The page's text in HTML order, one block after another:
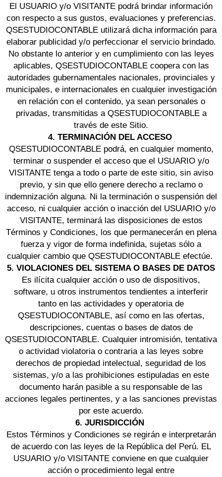
El USUARIO y/o VISITANTE podrá brindar información
con respecto a sus gustos, evaluaciones y preferencias.
QSESTUDIOCONTABLE utilizará dicha información para
elaborar publicidad y/o perfeccionar el servicio brindado.
No obstante lo anterior y en cumplimiento con las leyes
aplicables, QSESTUDIOCONTABLE coopera con las
autoridades gubernamentales nacionales, provinciales y
municipales, e internacionales en cualquier investigación
en relación con el contenido, ya sean personales o
privadas, transmitidas a QSESTUDIOCONTABLE a
través de este Sitio.
4. TERMINACIÓN DEL ACCESO
QSESTUDIOCONTABLE podrá, en cualquier momento,
terminar o suspender el acceso que el USUARIO y/o
VISITANTE tenga a todo o parte de este sitio, sin aviso
previo, y sin que ello genere derecho a reclamo o
indemnización alguna. Ni la terminación o suspensión del
acceso, ni cualquier acción o inacción del USUARIO y/o
VISITANTE, terminará las disposiciones de estos
Términos y Condiciones, los que permanecerán en plena
fuerza y vigor de forma indefinida, sujetas sólo a
cualquier cambio que QSESTUDIOCONTABLE efectúe.
5. VIOLACIONES DEL SISTEMA O BASES DE DATOS
Es ilícita cualquier acción o uso de dispositivos,
software, u otros instrumentos tendientes a interferir
tanto en las actividades y operatoria de
QSESTUDIOCONTABLE, así como en las ofertas,
descripciones, cuentas o bases de datos de
QSESTUDIOCONTABLE. Cualquier intromisión, tentativa
o actividad violatoria o contraria a las leyes sobre
derechos de propiedad intelectual, seguridad de los
sistemas, y/o a las prohibiciones estipuladas en este
documento harán pasible a su responsable de las
acciones legales pertinentes, y a las sanciones previstas
por este acuerdo.
6. JURISDICCIÓN
Estos Términos y Condiciones se regirán e interpretarán
de acuerdo con las leyes de la República del Perú. EL
USUARIO y/o VISITANTE conviene en que cualquier
acción o procedimiento legal entre